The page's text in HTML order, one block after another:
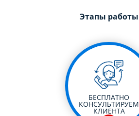
Этапы работы
БЕСПЛАТНО
КОНСУЛЬТИРУЕМ
КЛИЕНТА